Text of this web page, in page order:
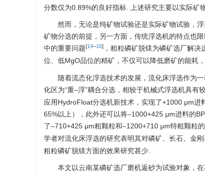
分数仅为0.89%的良好指标. 上述研究主要以实际矿
然而，无论是纯矿物试验还是实际矿物试验，
矿物分选的前提，另一方面，传统浮选机的特点也
中的重要问题[14−16] ，粗粒磷矿脱镁为磷矿选厂解
位、低MgO品位的精矿，不仅可以降低磨矿的能耗
随着流态化浮选技术的发展，流化床浮选作为
化区为“重–浮”耦合分选，相较于机械式浮选机具有
应用HydroFloat分选机新技术，实现了+1000 μm进
65%以上），此外还可以将–1000+425 μm进料的
了–710+425 μm粗颗粒和–1200+710 μm特粗颗粒
学者对流化床浮选的研究表明其对磷矿、长石、金
粗粒磷矿脱镁方面的效果研究甚少.
本文以云南某磷矿选厂磨机返砂为试验对象，